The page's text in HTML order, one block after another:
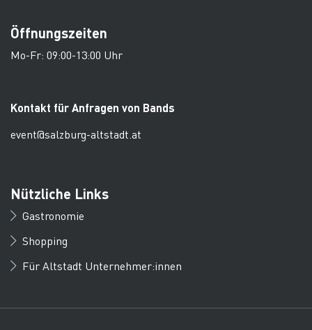
Öffnungszeiten
Mo-Fr: 09:00-13:00 Uhr
Kontakt für Anfragen von Bands
event@salzburg-altstadt.at
Nützliche Links
Gastronomie
Shopping
Für Altstadt Unternehmer:innen